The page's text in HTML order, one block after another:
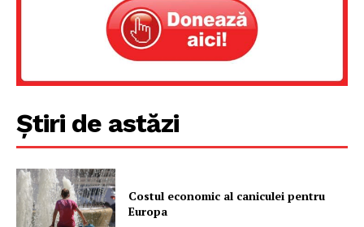
Știri de astăzi
Costul economic al caniculei pentru
Europa